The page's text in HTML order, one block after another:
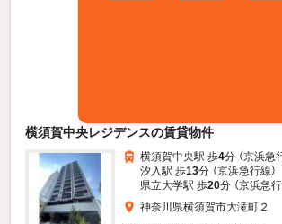
横須賀中央レジデンスの賃貸物件
横須賀中央駅 歩4分 （京浜急
汐入駅 歩13分 （京浜急行線）
県立大学駅 歩20分 （京浜急行
神奈川県横須賀市大滝町２